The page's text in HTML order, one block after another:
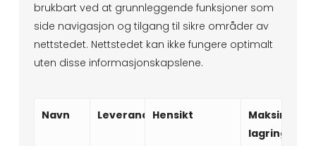
brukbart ved at grunnleggende funksjoner som
side navigasjon og tilgang til sikre områder av
nettstedet. Nettstedet kan ikke fungere optimalt
uten disse informasjonskapslene.
Navn LeverandørHensikt
Maksimal